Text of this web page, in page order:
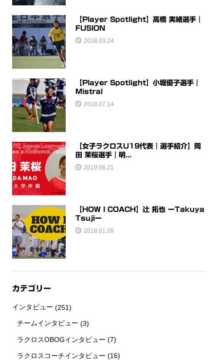
【Player Spotlight】高橋 実緒選手｜
FUSION
2018.03.24
【Player Spotlight】小堀優子選手｜
Mistral
2018.07.14
【女子ラクロスU19代表｜選手紹介】岡
田 茉桜選手｜明...
2019.06.21
【HOW I COACH】辻 拓也 ーTakuya
Tsujiー
2018.01.09
カテゴリー
インタビュー (251)
チームインタビュー (3)
ラクロスOBOGインタビュー (7)
ラクロスコーチインタビュー (16)